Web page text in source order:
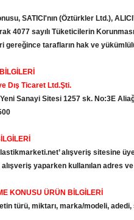
SATICI'nın (Öztürkler Ltd.),
4077 sayılı Tüketicilerin
gereğince tarafların hak ve
Dış Ticaret Ltd.Şti.
Sanayi Sitesi 1257 sk. No:3E
alışveriş sitesine
yaparken kullanılan adres
KONUSU ÜRÜN BİLGİLERİ
türü, miktarı, marka/modeli,